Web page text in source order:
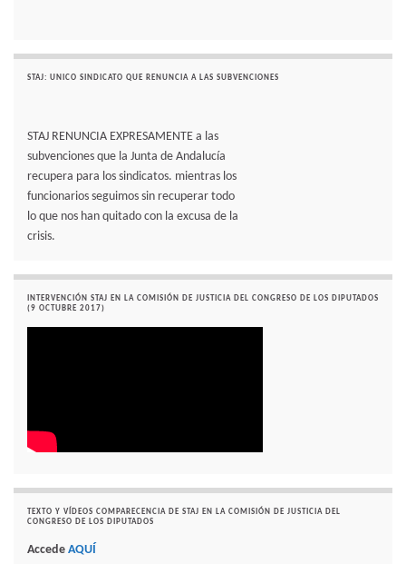
STAJ: UNICO SINDICATO QUE RENUNCIA A LAS SUBVENCIONES
STAJ RENUNCIA EXPRESAMENTE a las
subvenciones que la Junta de Andalucía
recupera para los sindicatos. mientras los
funcionarios seguimos sin recuperar todo
lo que nos han quitado con la excusa de la
crisis.
INTERVENCIÓN STAJ EN LA COMISIÓN DE JUSTICIA DEL CONGRESO DE LOS DIPUTADOS
(9 OCTUBRE 2017)
TEXTO Y VÍDEOS COMPARECENCIA DE STAJ EN LA COMISIÓN DE JUSTICIA DEL
CONGRESO DE LOS DIPUTADOS
Accede AQUÍ